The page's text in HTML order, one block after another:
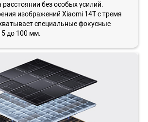
расстоянии без особых усилий.
изображений Xiaomi 14T с тремя
специальные фокусные
до 100 мм.